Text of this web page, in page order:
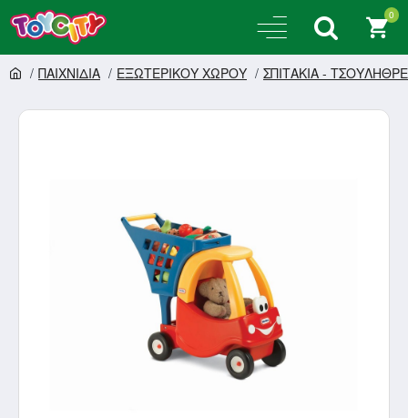
0
ΠΑΙΧΝΙΔΙΑ ΕΞΩΤΕΡΙΚΟΥ ΧΩΡΟΥ ΣΠΙΤΑΚΙΑ -